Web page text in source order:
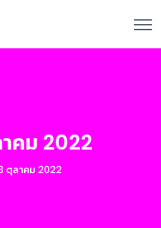
คม 2022
ตุลาคม 2022